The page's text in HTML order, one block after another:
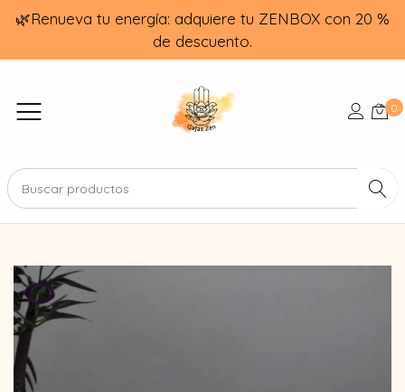
🌿Renueva tu energía: adquiere tu ZENBOX con 20 %
de descuento.
0